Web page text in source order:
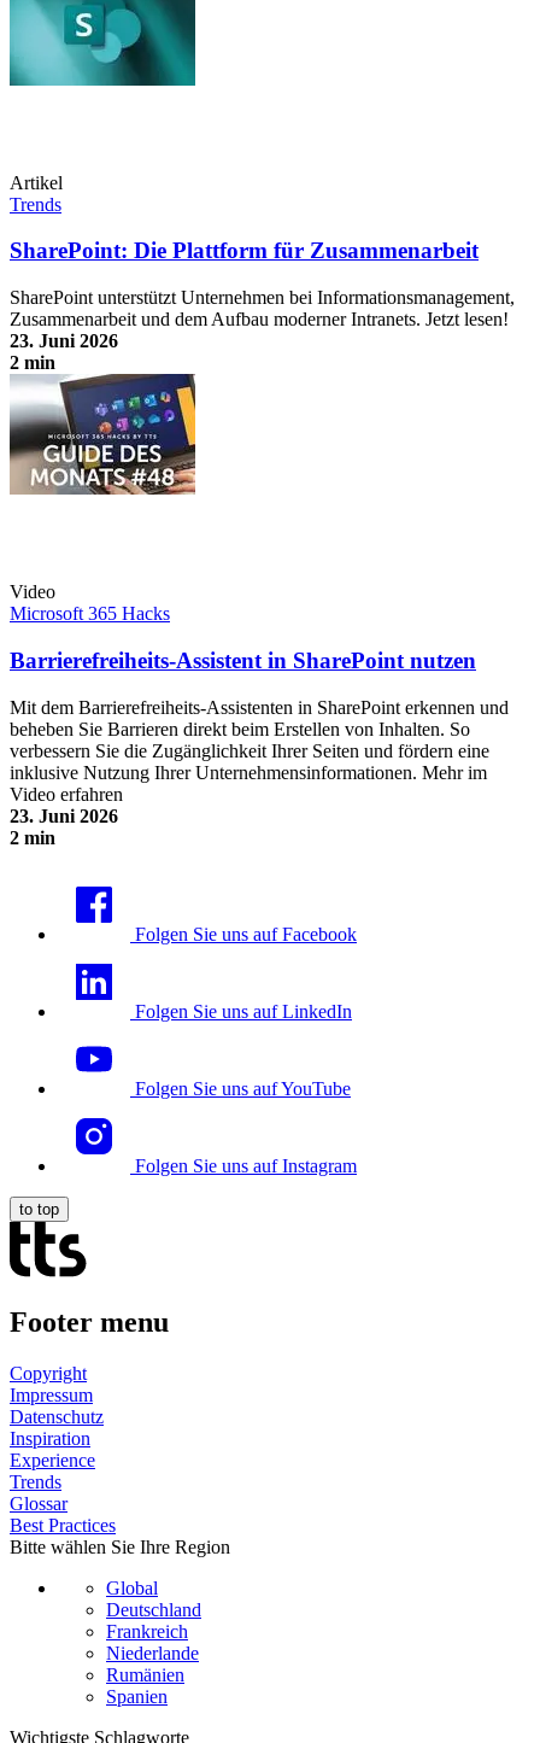
Artikel
Trends
SharePoint: Die Plattform für Zusammenarbeit
SharePoint unterstützt Unternehmen bei Informationsmanagement,
Zusammenarbeit und dem Aufbau moderner Intranets. Jetzt lesen!
23. Juni 2026
2 min
SharePoint: Die Plattform für Zusammenarbeit
Video
Microsoft 365 Hacks
Barrierefreiheits-Assistent in SharePoint nutzen
Mit dem Barrierefreiheits-Assistenten in SharePoint erkennen und
beheben Sie Barrieren direkt beim Erstellen von Inhalten. So
verbessern Sie die Zugänglichkeit Ihrer Seiten und fördern eine
inklusive Nutzung Ihrer Unternehmensinformationen. Mehr im
Video erfahren
23. Juni 2026
2 min
Folgen Sie uns auf Facebook
Folgen Sie uns auf LinkedIn
Folgen Sie uns auf YouTube
Folgen Sie uns auf Instagram
to top
Footer menu
Copyright
Impressum
Datenschutz
Inspiration
Experience
Trends
Glossar
Best Practices
Bitte wählen Sie Ihre Region
Global
Deutschland
Frankreich
Niederlande
Rumänien
Spanien
Wichtigste Schlagworte